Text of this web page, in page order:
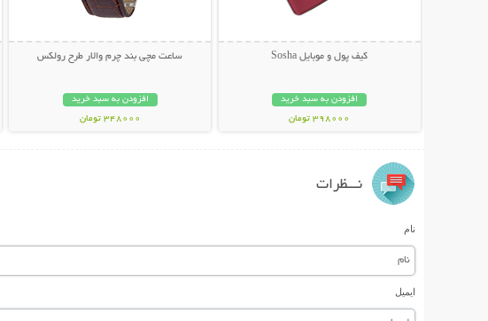
کیف پول و موبایل Sosha
افزودن به سبد خرید
398000 تومان
ساعت مچی بند چرم والار طرح رولکس
افزودن به سبد خرید
348000 تومان
نـــظرات
نام
ایمیل